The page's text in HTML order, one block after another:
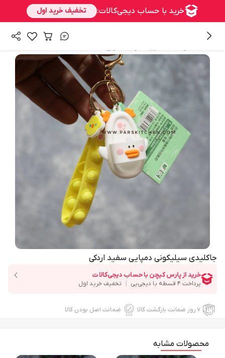
جاکلیدی سیلیکونی دمپایی سفید اردکی
۷ روز ضمانت بازگشت کالا ضمانت اصل بودن کالا
محصولات مشابه